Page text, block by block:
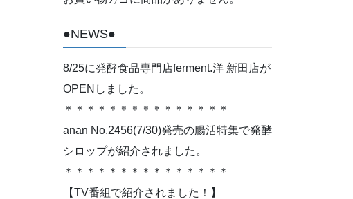
●NEWS●
8/25に発酵食品専門店ferment.洋 新田店が
OPENしました。
＊＊＊＊＊＊＊＊＊＊＊＊＊＊＊
anan No.2456(7/30)発売の腸活特集で発酵
シロップが紹介されました。
＊＊＊＊＊＊＊＊＊＊＊＊＊＊＊
【TV番組で紹介されました！】